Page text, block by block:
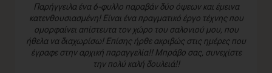
Παρήγγειλα ένα 6-φυλλο παραβάν δύο όψεων και έμεινα
κατενθουσιασμένη! Είναι ένα πραγματικό έργο τέχνης που
ομορφαίνει απίστευτα τον χώρο του σαλονιού μου, που
ήθελα να διαχωρίσω! Επίσης ήρθε ακριβώς στις ημέρες που
έγραφε στην αρχική παραγγελία!! Μπράβο σας, συνεχίστε
την πολύ καλή δουλειά!!